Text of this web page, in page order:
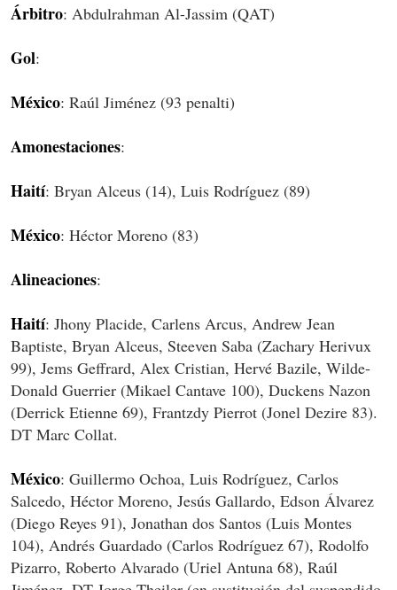
Árbitro: Abdulrahman Al-Jassim (QAT)
Gol:
México: Raúl Jiménez (93 penalti)
Amonestaciones:
Haití: Bryan Alceus (14), Luis Rodríguez (89)
México: Héctor Moreno (83)
Alineaciones:
Haití: Jhony Placide, Carlens Arcus, Andrew Jean
Baptiste, Bryan Alceus, Steeven Saba (Zachary Herivux
99), Jems Geffrard, Alex Cristian, Hervé Bazile, Wilde-
Donald Guerrier (Mikael Cantave 100), Duckens Nazon
(Derrick Etienne 69), Frantzdy Pierrot (Jonel Dezire 83).
DT Marc Collat.
México: Guillermo Ochoa, Luis Rodríguez, Carlos
Salcedo, Héctor Moreno, Jesús Gallardo, Edson Álvarez
(Diego Reyes 91), Jonathan dos Santos (Luis Montes
104), Andrés Guardado (Carlos Rodríguez 67), Rodolfo
Pizarro, Roberto Alvarado (Uriel Antuna 68), Raúl